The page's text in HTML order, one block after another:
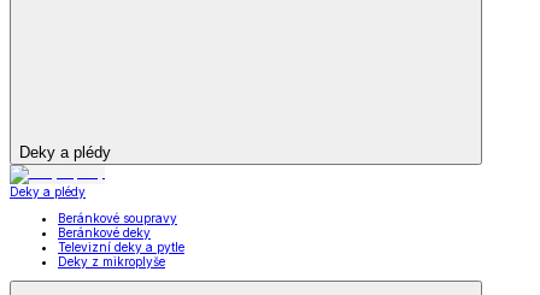
Deky a plédy
Deky a plédy
Beránkové soupravy
Beránkové deky
Televizní deky a pytle
Deky z mikroplyše